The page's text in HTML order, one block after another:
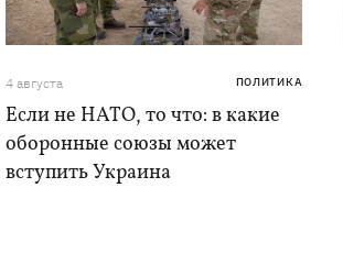
4 августа ПОЛИТИКА
Если не НАТО, то что: в какие
оборонные союзы может
вступить Украина